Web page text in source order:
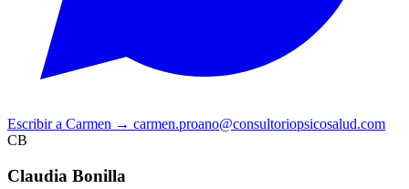
Escribir a Carmen → carmen.proano@consultoriopsicosalud.com
CB
Claudia Bonilla